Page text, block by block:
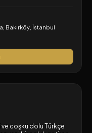
Bakırköy, İstanbul
coşku dolu Türkçe